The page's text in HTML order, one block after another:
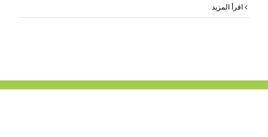
في
مغلقة